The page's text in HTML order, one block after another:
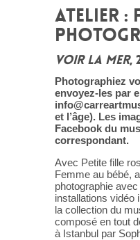
ATELIER :
VOIR LA MER,
Photographiez
envoyez-les par
et l’âge). Les
Facebook du
correspondant.
Avec Petite fille
Femme au bébé,
photographie
installations vidéo
la collection du
composé en tout
à Istanbul par